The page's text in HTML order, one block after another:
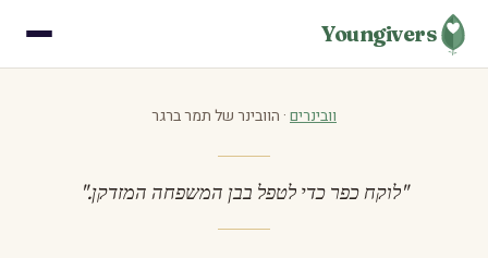
Youngivers
וובינרים· הוובינר של תמר ברגר
"לוקח כפר כדי לטפל בבן המשפחה המזדקן."